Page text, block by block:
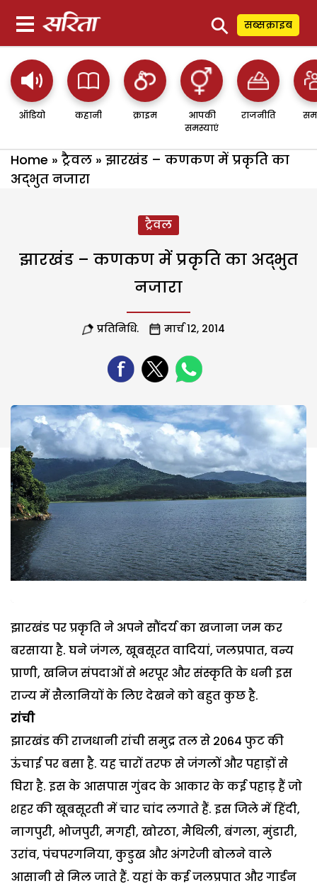
⚲ सब्सक्राइब
ऑडियो कहानी क्राइम
आपकी
समस्याएं
राजनीति
Home » ट्रैवल » झारखंड – कणकण में प्रकृति का
अद्भुत नजारा
ट्रैवल
झारखंड – कणकण में प्रकृति का अद्भुत
नजारा
प्रतिनिधि. मार्च 12, 2014
झारखंड पर प्रकृति ने अपने सौंदर्य का खजाना जम कर
बरसाया है. घने जंगल, खूबसूरत वादियां, जलप्रपात, वन्य
प्राणी, खनिज संपदाओं से भरपूर और संस्कृति के धनी इस
राज्य में सैलानियों के लिए देखने को बहुत कुछ है.
रांची
झारखंड की राजधानी रांची समुद्र तल से 2064 फुट की
ऊंचाई पर बसा है. यह चारों तरफ से जंगलों और पहाड़ों से
घिरा है. इस के आसपास गुंबद के आकार के कई पहाड़ हैं जो
शहर की खूबसूरती में चार चांद लगाते हैं. इस जिले में हिंदी,
नागपुरी, भोजपुरी, मगही, खोरठा, मैथिली, बंगला, मुंडारी,
उरांव, पंचपरगनिया, कुडुख और अंगरेजी बोलने वाले
आसानी से मिल जाते हैं. यहां के कई जलप्रपात और गार्डन